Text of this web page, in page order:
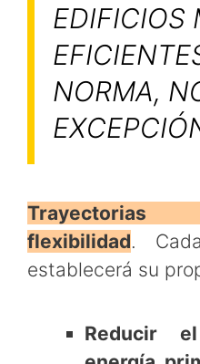
EDIFICIOS
NORMA,
flexibilidad.
establecerá su
Reducir